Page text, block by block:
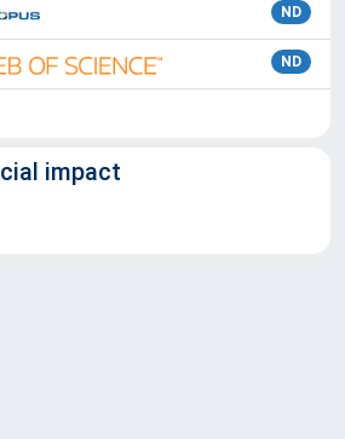
ND
ND
impact